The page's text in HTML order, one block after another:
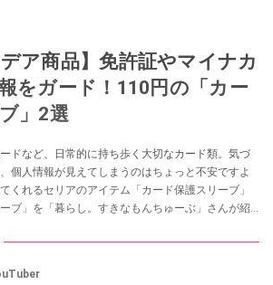
ア商品】免許証やマイナカ
をガード！110円の「カー
」2選
ドなど、日常的に持ち歩く大切なカード類。気づ
個人情報が見えてしまうのはちょっと不安ですよ
くれるセリアのアイテム「カード保護スリーブ」
ブ」を「暮らし。すきなもんちゅーぶ」さんが紹
くださいね。